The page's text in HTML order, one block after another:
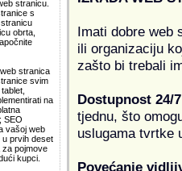
stranicu.
s
obrta,
stranica
svim
na
SEO
vašoj web
prvih deset
za pojmove
kupci.
Imati dobre web
ili organizaciju
zašto bi trebali
Dostupnost 24/7
tjednu, što
uslugama tvrtke
Povećanje